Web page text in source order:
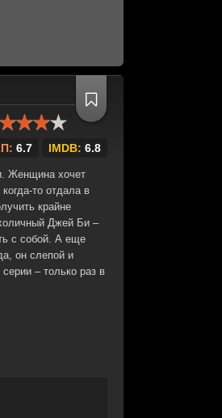
6.7 IMDB: 6.8
Женщина хочет
то отдала в
крайне
Джей Би –
с собой. А еще
он слепой и
– только раз в